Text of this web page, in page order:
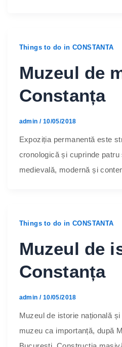
Things to do in CONSTANTA
Muzeul de
Constanța
admin / 10/05/2018
Expoziția permanentă este
cronologică și cuprinde
medievală, modernă și
Things to do in CONSTANTA
Muzeul de
Constanța
admin / 10/05/2018
Muzeul de istorie națională
muzeu ca importanță, după